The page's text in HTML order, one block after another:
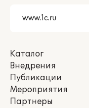
Каталог
Внедрения
Публикации
Мероприятия
Партнеры